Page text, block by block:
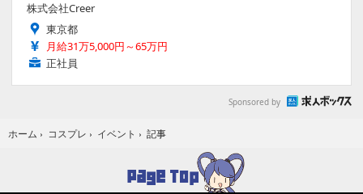
株式会社Creer
東京都
月給31万5,000円～65万円
正社員
Sponsored by
ホーム › コスプレ › イベント › 記事